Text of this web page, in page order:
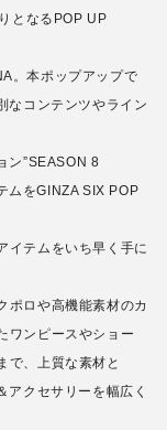
となるPOP UP
。本ポップアップで
なコンテンツやライン
ン”SEASON 8
ムをGINZA SIX POP
イテムをいち早く手に
ポロや高機能素材のカ
ワンピースやショー
で、上質な素材と
アクセサリーを幅広く